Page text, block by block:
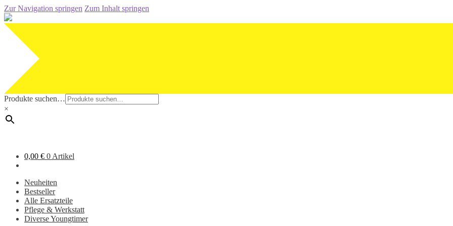
Zur Navigation springen Zum Inhalt springen
Produkte suchen…
×
0,00 € 0 Artikel
Neuheiten
Bestseller
Alle Ersatzteile
Pflege & Werkstatt
Diverse Youngtimer